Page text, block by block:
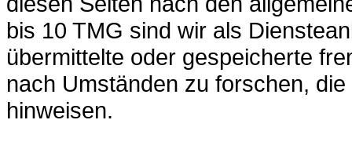
bis 10 TMG sind wir als
übermittelte oder gespeicherte
nach Umständen zu forschen,
hinweisen.